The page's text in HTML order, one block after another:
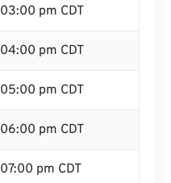
03:00 pm CDT
04:00 pm CDT
05:00 pm CDT
06:00 pm CDT
07:00 pm CDT